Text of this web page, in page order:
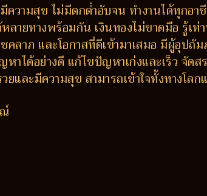
วามสุข ไม่มีตกต่ำอับจน ทำงานได้ทุกอ
ลายทางพร้อมกัน เงินทองไม่ขาดมือ รู้เ
คลาภ และโอกาสที่ดีเข้ามาเสมอ มีผู้อุป
ญหาได้อย่างดี แก้ไขปัญหาเก่งและเร็ว
และมีความสุข สามารถเข้าใจทั้งทางโล